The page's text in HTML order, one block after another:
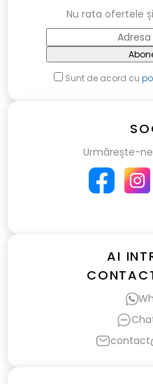
Nu rata ofertele
Sunt de acord cu
Urmărește-
AI